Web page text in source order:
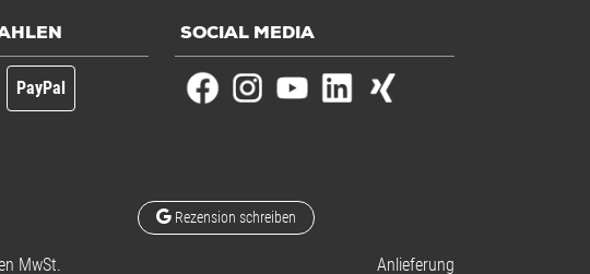
PayPal
SOCIAL MEDIA
Rezension schreiben
MwSt. Anlieferung